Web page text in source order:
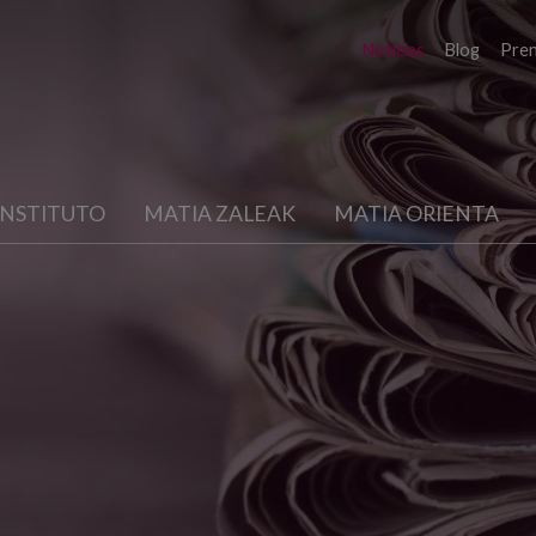
Noticias Blog
MATIA ZALEAK MATIA ORIENTA